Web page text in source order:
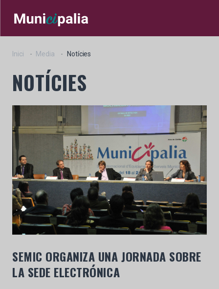
Inici Media Notícies
NOTÍCIES
SEMIC ORGANIZA UNA JORNADA SOBRE
LA SEDE ELECTRÓNICA